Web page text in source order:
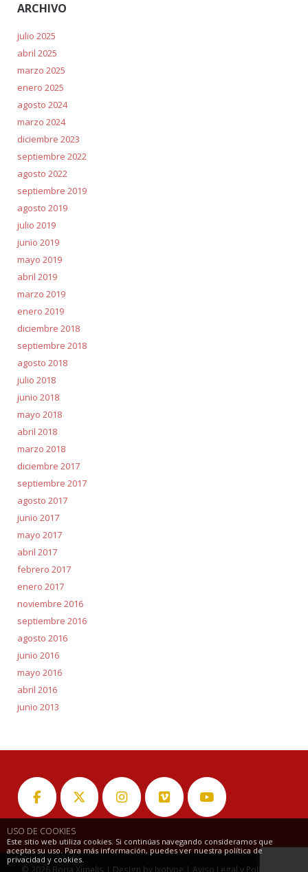
USO DE COOKIES
Este sitio web utiliza cookies. Si continúas navegando consideramos que
aceptas su uso. Para más información, puedes ver nuestra política de
privacidad y cookies.
ARCHIVO
julio 2025
abril 2025
marzo 2025
enero 2025
agosto 2024
marzo 2024
diciembre 2023
septiembre 2022
agosto 2022
septiembre 2019
agosto 2019
julio 2019
junio 2019
mayo 2019
abril 2019
marzo 2019
enero 2019
diciembre 2018
septiembre 2018
agosto 2018
julio 2018
junio 2018
mayo 2018
abril 2018
marzo 2018
diciembre 2017
septiembre 2017
agosto 2017
junio 2017
mayo 2017
abril 2017
febrero 2017
enero 2017
noviembre 2016
septiembre 2016
agosto 2016
junio 2016
mayo 2016
abril 2016
junio 2013
© 2026 Borja Ximelis | Design by Ixotype | Aviso Legal y Política de